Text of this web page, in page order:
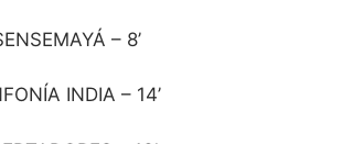
– 8’
INDIA – 14’